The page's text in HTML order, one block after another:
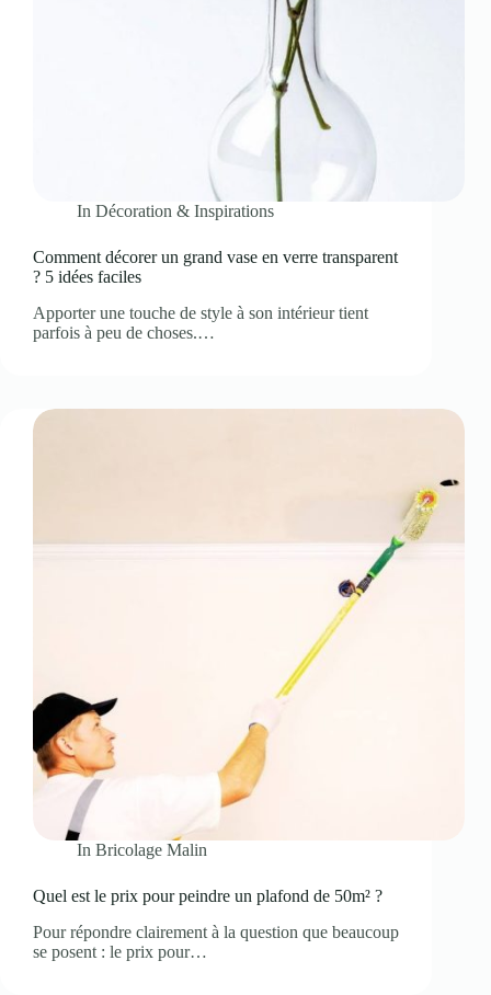
In Décoration & Inspirations
Comment décorer un grand vase en verre transparent
? 5 idées faciles
Apporter une touche de style à son intérieur tient
parfois à peu de choses.…
In Bricolage Malin
Quel est le prix pour peindre un plafond de 50m² ?
Pour répondre clairement à la question que beaucoup
se posent : le prix pour…